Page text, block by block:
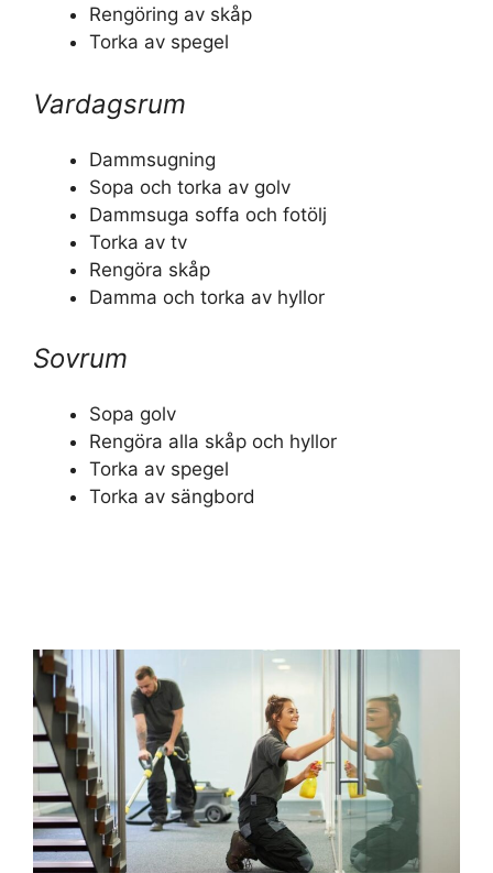
Rengöring av skåp
Torka av spegel
Vardagsrum
Dammsugning
Sopa och torka av golv
Dammsuga soffa och fotölj
Torka av tv
Rengöra skåp
Damma och torka av hyllor
Sovrum
Sopa golv
Rengöra alla skåp och hyllor
Torka av spegel
Torka av sängbord